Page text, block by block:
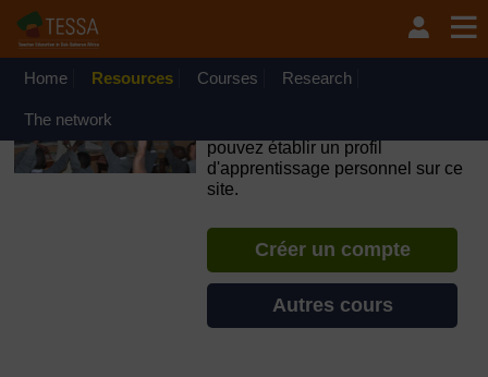
Passer au contenu principal
OpenLearn Create will be unavailable on Wednesday 12
August 2026 from 8am to 10.30am (GMT) due to routine
Home Resources Courses Research
The network
pouvez établir un profil
d'apprentissage personnel sur ce
site.
Créer un compte
Autres cours